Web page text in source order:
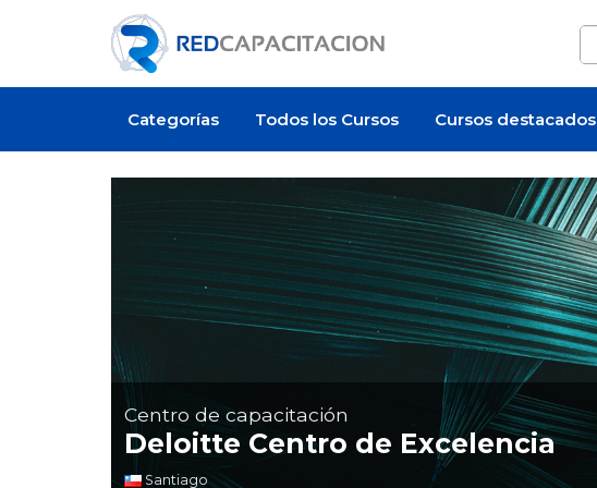
Categorías Todos los Cursos Cursos destacados
Centro de capacitación
Deloitte Centro de Excelencia
Santiago